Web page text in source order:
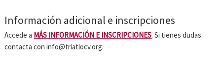
Información adicional e inscripciones
Accede a MÁS INFORMACIÓN E INSCRIPCIONES. Si tienes dudas
contacta con info@triatlocv.org.